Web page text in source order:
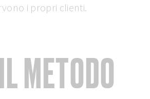
i propri clienti.
METODO